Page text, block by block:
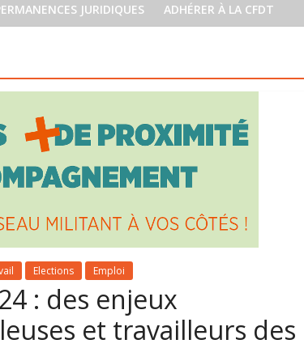
JURIDIQUES ADHÉRER À LA CFDT
Elections Emploi
: des enjeux
et travailleurs des